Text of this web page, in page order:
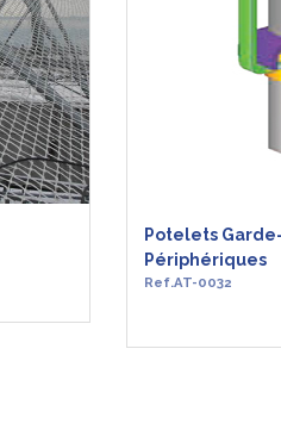
Potelets
Périphériques
Ref.AT-0032